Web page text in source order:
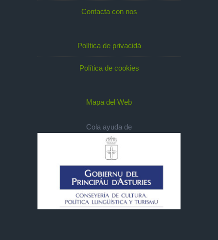
Contacta con nos
Política de privacidá
Política de cookies
Mapa del Web
Cola ayuda de